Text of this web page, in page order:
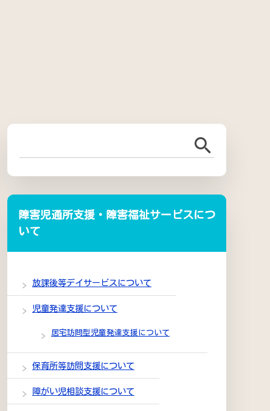
障害児通所支援・障害福祉サービスにつ
いて
放課後等デイサービスについて
児童発達支援について
居宅訪問型児童発達支援について
保育所等訪問支援について
障がい児相談支援について